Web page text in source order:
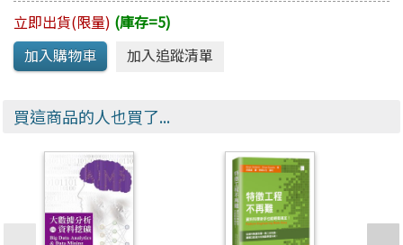
立即出貨(限量) (庫存=5)
買這商品的人也買了...